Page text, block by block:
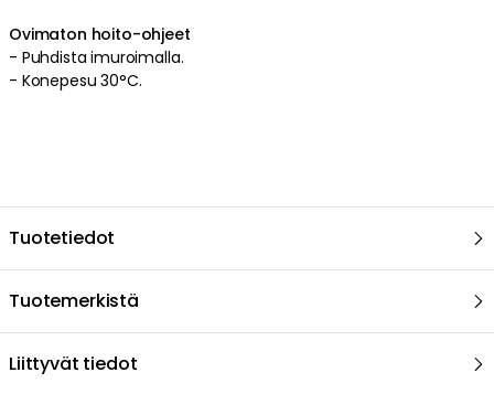
Ovimaton hoito-ohjeet
- Puhdista imuroimalla.
- Konepesu 30°C.
Tuotetiedot
Tuotemerkistä
Liittyvät tiedot